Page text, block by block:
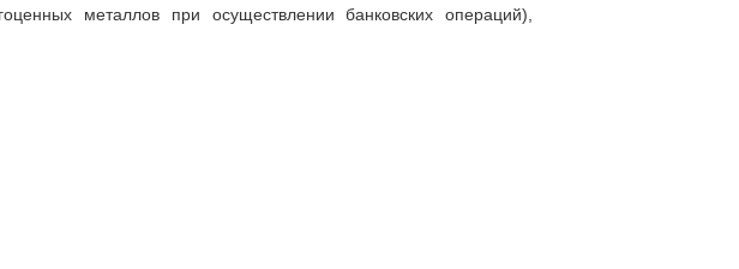
металлов при осуществлении банковских операций),